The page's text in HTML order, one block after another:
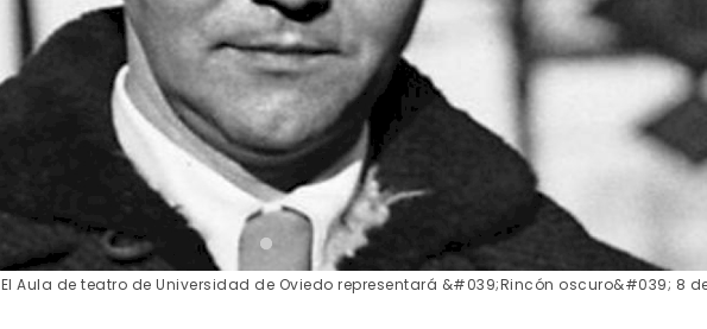
El Aula de teatro de Universidad de Oviedo representará &#039;Rincón oscuro&#039; 8